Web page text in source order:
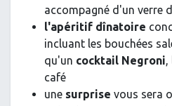
accompagné d'un verre
l'apéritif dînatoire
incluant les bouchées
qu'un cocktail Negroni,
café
une surprise vous sera